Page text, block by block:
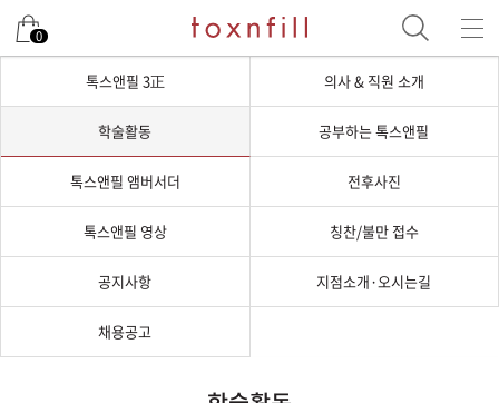
0
톡스앤필 3正 의사 & 직원 소개
학술활동 공부하는 톡스앤필
톡스앤필 앰버서더 전후사진
톡스앤필 영상 칭찬/불만 접수
공지사항 지점소개·오시는길
채용공고